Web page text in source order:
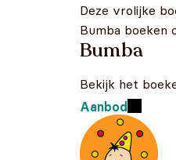
Deze vrolijke
Bumba boeken
Bumba
Bekijk het
Aanbod